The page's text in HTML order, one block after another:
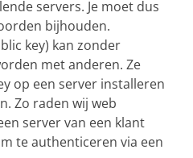
servers. Je moet dus
bijhouden.
key) kan zonder
met anderen. Ze
op een server installeren
Zo raden wij web
server van een klant
te authenticeren via een